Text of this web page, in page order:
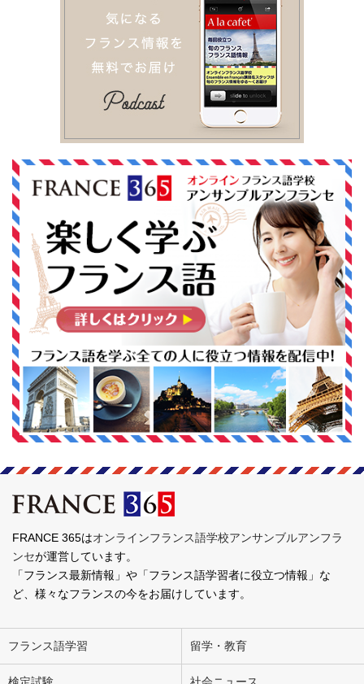
FRANCE 365はオンラインフランス語学校アンサンブルアンフラ
ンセが運営しています。
「フランス最新情報」や「フランス語学習者に役立つ情報」な
ど、様々なフランスの今をお届けしています。
フランス語学習 留学・教育